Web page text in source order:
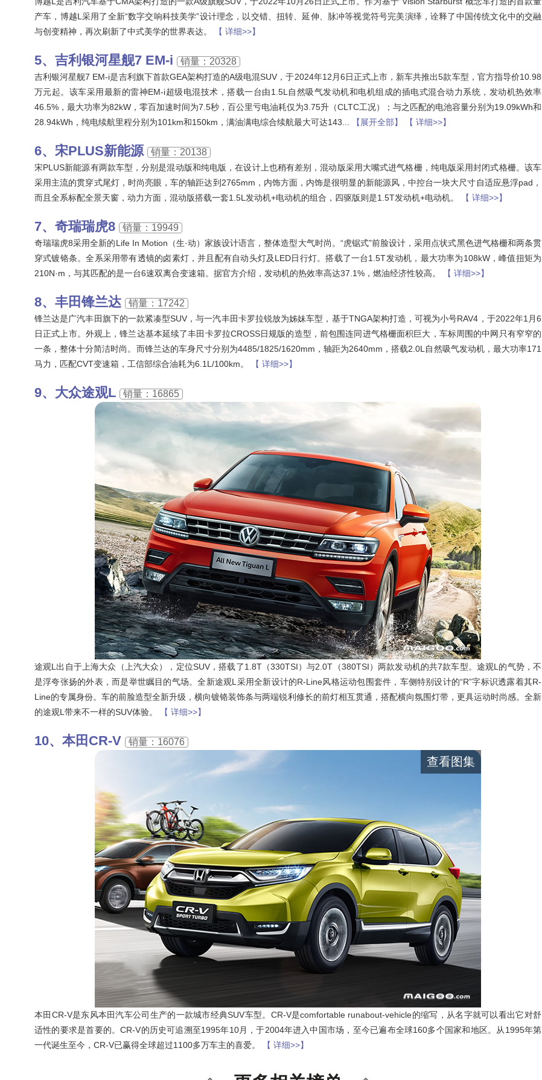
产车，博越L采用了全新“数字交响科技美学”设计理念，以交错、扭转、延伸、脉冲等视觉符号完美演绎，诠释了中国传统文化中的交融
与创变精神，再次刷新了中式美学的世界表达。
【 详细>>】
吉利银河星舰7 EM-i 销量：20328
吉利银河星舰7 EM-i是吉利旗下首款GEA架构打造的A级电混SUV，于2024年12月6日正式上市，新车共推出5款车型，官方指导价10.98
万元起。该车采用最新的雷神EM-i超级电混技术，搭载一台由1.5L自然吸气发动机和电机组成的插电式混合动力系统，发动机热效率
46.5%，最大功率为82kW，零百加速时间为7.5秒，百公里亏电油耗仅为3.75升（CLTC工况）；与之匹配的电池容量分别为19.09kWh和
28.94kWh，纯电续航里程分别为101km和150km，满油满电综合续航最大可达143... 【展开全部】 【 详细>>】
宋PLUS新能源 销量：20138
宋PLUS新能源有两款车型，分别是混动版和纯电版，在设计上也稍有差别，混动版采用大嘴式进气格栅，纯电版采用封闭式格栅。该车
采用主流的贯穿式尾灯，时尚亮眼，车的轴距达到2765mm，内饰方面，内饰是很明显的新能源风，中控台一块大尺寸自适应悬浮pad，
而且全系标配全景天窗，动力方面，混动版搭载一套1.5L发动机+电动机的组合，四驱版则是1.5T发动机+电动机。
【 详细>>】
奇瑞瑞虎8 销量：19949
奇瑞瑞虎8采用全新的Life In Motion（生·动）家族设计语言，整体造型大气时尚。“虎锯式”前脸设计，采用点状式黑色进气格栅和两条贯
穿式镀铬条。全系采用带有透镜的卤素灯，并且配有自动头灯及LED日行灯。搭载了一台1.5T发动机，最大功率为108kW，峰值扭矩为
210N·m，与其匹配的是一台6速双离合变速箱。据官方介绍，发动机的热效率高达37.1%，燃油经济性较高。
【 详细>>】
丰田锋兰达 销量：17242
锋兰达是广汽丰田旗下的一款紧凑型SUV，与一汽丰田卡罗拉锐放为姊妹车型，基于TNGA架构打造，可视为小号RAV4，于2022年1月6
日正式上市。外观上，锋兰达基本延续了丰田卡罗拉CROSS日规版的造型，前包围连同进气格栅面积巨大，车标周围的中网只有窄窄的
一条，整体十分简洁时尚。而锋兰达的车身尺寸分别为4485/1825/1620mm，轴距为2640mm，搭载2.0L自然吸气发动机，最大功率171
马力，匹配CVT变速箱，工信部综合油耗为6.1L/100km。
【 详细>>】
大众途观L 销量：16865
途观L出自于上海大众（上汽大众），定位SUV，搭载了1.8T（330TSI）与2.0T（380TSI）两款发动机的共7款车型。途观L的气势，不
是浮夸张扬的外表，而是举世瞩目的气场。全新途观L采用全新设计的R-Line风格运动包围套件，车侧特别设计的“R”字标识透露着其R-
Line的专属身份。车的前脸造型全新升级，横向镀铬装饰条与两端锐利修长的前灯相互贯通，搭配横向氛围灯带，更具运动时尚感。全新
的途观L带来不一样的SUV体验。
【 详细>>】
本田CR-V 销量：16076
查看图集
本田CR-V是东风本田汽车公司生产的一款城市经典SUV车型。CR-V是comfortable runabout-vehicle的缩写，从名字就可以看出它对舒
适性的要求是首要的。CR-V的历史可追溯至1995年10月，于2004年进入中国市场，至今已遍布全球160多个国家和地区。从1995年第
一代诞生至今，CR-V已赢得全球超过1100多万车主的喜爱。
【 详细>>】